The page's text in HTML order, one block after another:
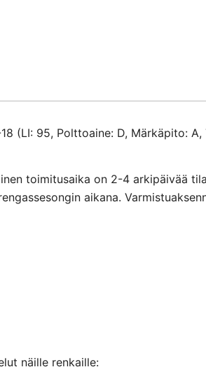
(LI: 95, Polttoaine: D, Märkäpito: A,
toimitusaika on 2-4 arkipäivää
aikana.
näille renkaille: